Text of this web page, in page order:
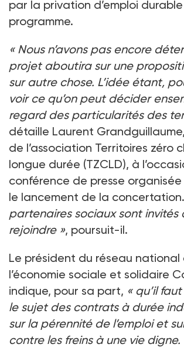
par la privation d’emploi
programme.
« Nous n’avons pas encore
projet aboutira sur une
sur autre chose. L’idée étant,
voir ce qu’on peut décider
regard des particularités des
détaille Laurent
de l’association Territoires zéro
longue durée (TZCLD), à
conférence de presse organisée
le lancement de la concertation.
partenaires sociaux sont invités
rejoindre », poursuit-il.
Le président du réseau national
l’économie sociale et solidaire
indique, pour sa part, « qu’il
le sujet des contrats à durée
sur la pérennité de l’emploi et
contre les freins à une vie digne.